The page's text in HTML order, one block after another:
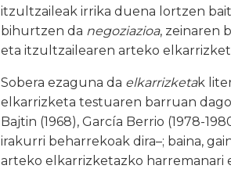
itzultzaileak irrika duena lortzen
bihurtzen da negoziazioa, zeinaren
eta itzultzailearen arteko
Sobera ezaguna da elkarrizketak
elkarrizketa testuaren barruan
Bajtin (1968), García Berrio (1978-
irakurri beharrekoak dira–; baina,
arteko elkarrizketazko harremanari